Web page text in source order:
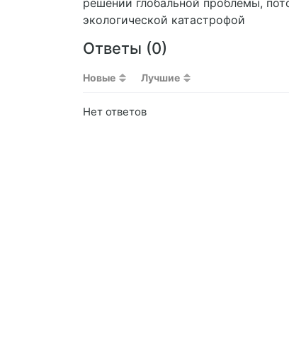
решении глобальной проблемы,
экологической катастрофой
Ответы (0)
Новые Лучшие
Нет ответов